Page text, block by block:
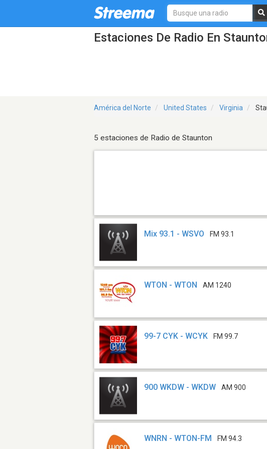
Estaciones De Radio En
América del Norte United States Virginia
5 estaciones de Radio de Staunton
Mix 93.1 - WSVO FM 93.1
WTON - WTON AM 1240
99-7 CYK - WCYK FM 99.7
900 WKDW - WKDW AM 900
WNRN - WTON-FM FM 94.3